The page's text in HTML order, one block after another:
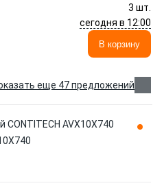
3 шт.
сегодня в 12:00
В корзину
еще 47 предложений
CONTITECH AVX10X740